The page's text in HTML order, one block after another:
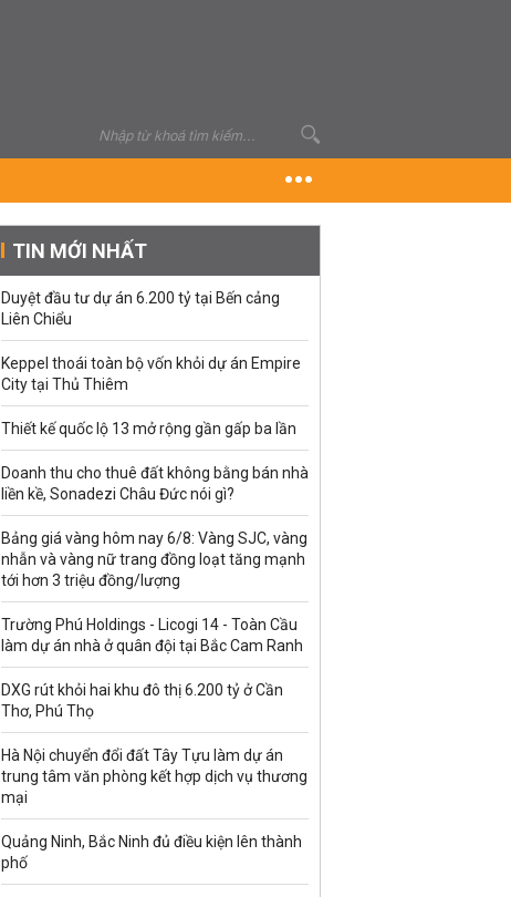
TIN MỚI NHẤT
Duyệt đầu tư dự án 6.200 tỷ tại Bến cảng
Liên Chiểu
Keppel thoái toàn bộ vốn khỏi dự án Empire
City tại Thủ Thiêm
Thiết kế quốc lộ 13 mở rộng gần gấp ba lần
Doanh thu cho thuê đất không bằng bán nhà
liền kề, Sonadezi Châu Đức nói gì?
Bảng giá vàng hôm nay 6/8: Vàng SJC, vàng
nhẫn và vàng nữ trang đồng loạt tăng mạnh
tới hơn 3 triệu đồng/lượng
Trường Phú Holdings - Licogi 14 - Toàn Cầu
làm dự án nhà ở quân đội tại Bắc Cam Ranh
DXG rút khỏi hai khu đô thị 6.200 tỷ ở Cần
Thơ, Phú Thọ
Hà Nội chuyển đổi đất Tây Tựu làm dự án
trung tâm văn phòng kết hợp dịch vụ thương
mại
Quảng Ninh, Bắc Ninh đủ điều kiện lên thành
phố